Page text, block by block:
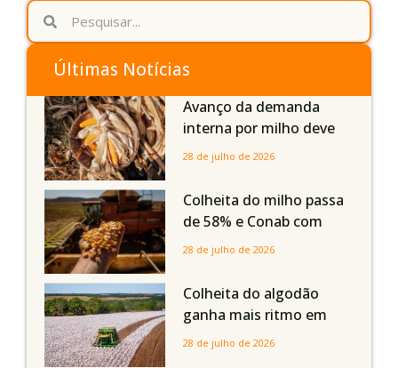
Últimas Notícias
Avanço da demanda
interna por milho deve
compensar aumento da
em Mato Grosso, aponta
Imea
28 de julho de 2026
Colheita do milho passa
de 58% e Conab com
boas produtividades em
quedas em Tocantins,
Maranhão e Piauí
28 de julho de 2026
Colheita do algodão
ganha mais ritmo em
Mato Grosso, Mato
28 de julho de 2026